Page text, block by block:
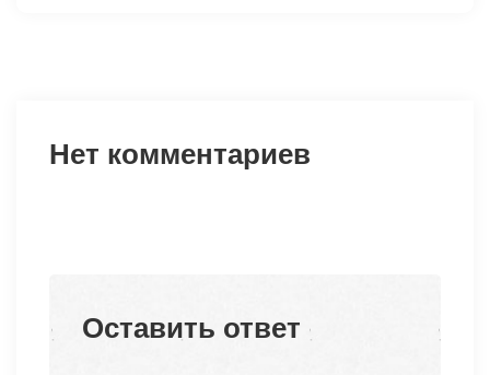
Нет комментариев
Оставить ответ